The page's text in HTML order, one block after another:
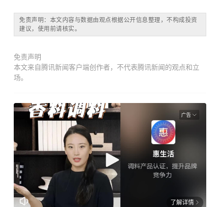
免责声明：本文内容与数据由观点根据公开信息整理，不构成投资
建议，使用前请核实。
免责声明
本文来自腾讯新闻客户端创作者，不代表腾讯新闻的观点和立
场。
广告
了解详情